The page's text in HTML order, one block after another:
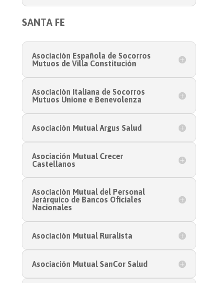
SANTA FE
Asociación Española de Socorros
Mutuos de Villa Constitución
Asociación Italiana de Socorros
Mutuos Unione e Benevolenza
Asociación Mutual Argus Salud
Asociación Mutual Crecer
Castellanos
Asociación Mutual del Personal
Jerárquico de Bancos Oficiales
Nacionales
Asociación Mutual Ruralista
Asociación Mutual SanCor Salud